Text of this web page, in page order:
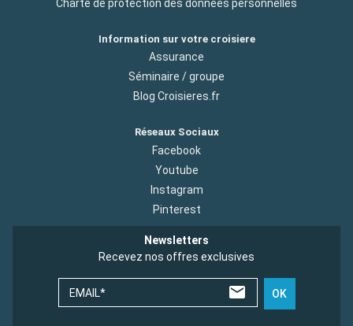
Charte de protection des donnees personnelles
Information sur votre croisiere
Assurance
Séminaire / groupe
Blog Croisieres.fr
Réseaux Sociaux
Facebook
Youtube
Instagram
Pinterest
Newsletters
Recevez nos offres exclusives
EMAIL* OK